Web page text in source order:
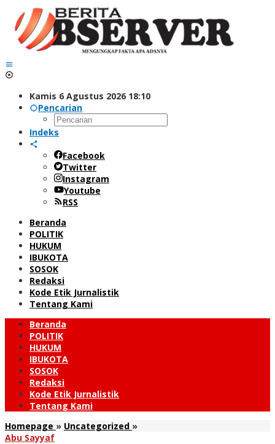
Lewati
konten
Kamis 6 Agustus 2026 18:10
Pencarian
Indeks
Facebook
Twitter
Instagram
Youtube
RSS
Beranda
POLITIK
HUKUM
IBUKOTA
SOSOK
Redaksi
Kode Etik Jurnalistik
Tentang Kami
Beranda
POLITIK
HUKUM
IBUKOTA
SOSOK
Redaksi
Kode Etik Jurnalistik
Tentang Kami
Homepage » Uncategorized »Panglima
Abu Sayyaf